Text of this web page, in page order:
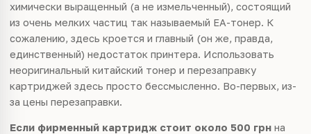
химически выращенный (а не измельченный), состоящий
из очень мелких частиц так называемый EA-тонер. К
сожалению, здесь кроется и главный (он же, правда,
единственный) недостаток принтера. Использовать
неоригинальный китайский тонер и перезаправку
картриджей здесь просто бессмысленно. Во-первых, из-
за цены перезаправки.
Если фирменный картридж стоит около 500 грн на